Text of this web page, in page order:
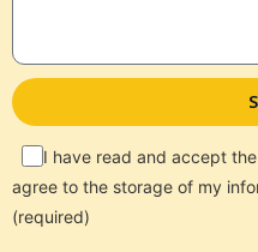
I have read and accept the
agree to the storage of my
(required)